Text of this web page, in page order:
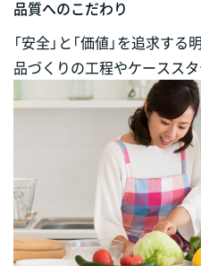
品質へのこだわり
「安全」と「価値」を追求す
品づくりの工程やケースス